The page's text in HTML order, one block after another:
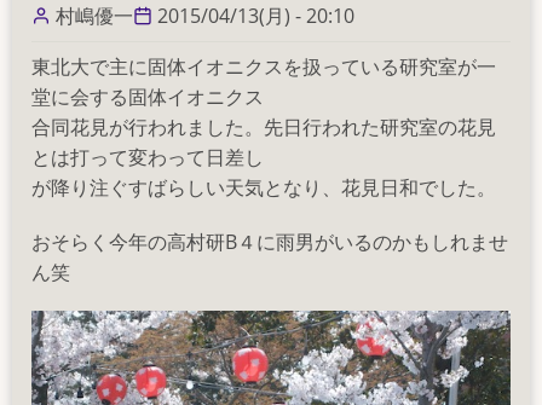
グ
和
田
山
研
の
村嶋優一
2015/04/13(月) - 20:10
東北大で主に固体イオニクスを扱っている研究室が一
堂に会する固体イオニクス
合同花見が行われました。先日行われた研究室の花見
とは打って変わって日差し
が降り注ぐすばらしい天気となり、花見日和でした。
おそらく今年の高村研B４に雨男がいるのかもしれませ
ん笑